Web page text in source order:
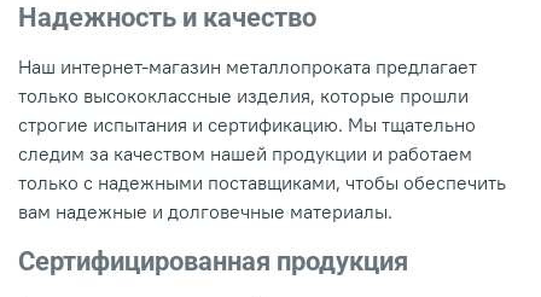
Надежность и качество
Наш интернет-магазин металлопроката предлагает
только высококлассные изделия, которые прошли
строгие испытания и сертификацию. Мы тщательно
следим за качеством нашей продукции и работаем
только с надежными поставщиками, чтобы обеспечить
вам надежные и долговечные материалы.
Сертифицированная продукция